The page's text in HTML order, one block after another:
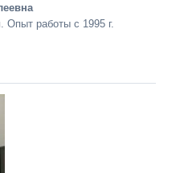
. Опыт работы с 1995 г.